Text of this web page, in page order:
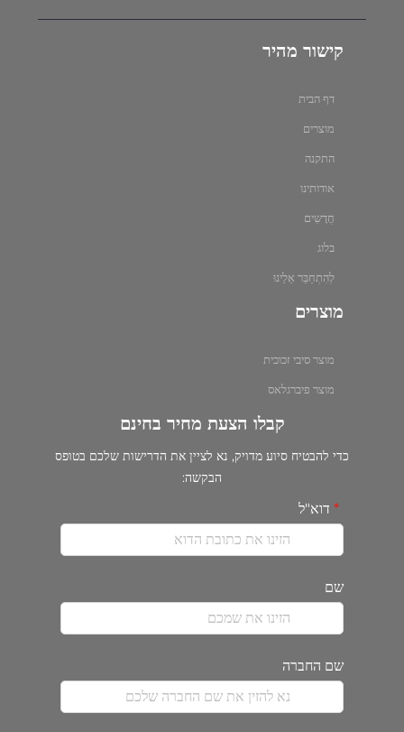
קישור מהיר
דף הבית
מוצרים
התקנה
אודותינו
חֲדָשִים
בלוג
לְהִתְחַבֵּר אֵלֵינוּ
מוצרים
מוצר סיבי זכוכית
מוצר פיברגלאס
קבלו הצעת מחיר בחינם
כדי להבטיח סיוע מדויק, נא לציין את הדרישות שלכם בטופס
הבקשה:
דוא"ל
שם
שם החברה